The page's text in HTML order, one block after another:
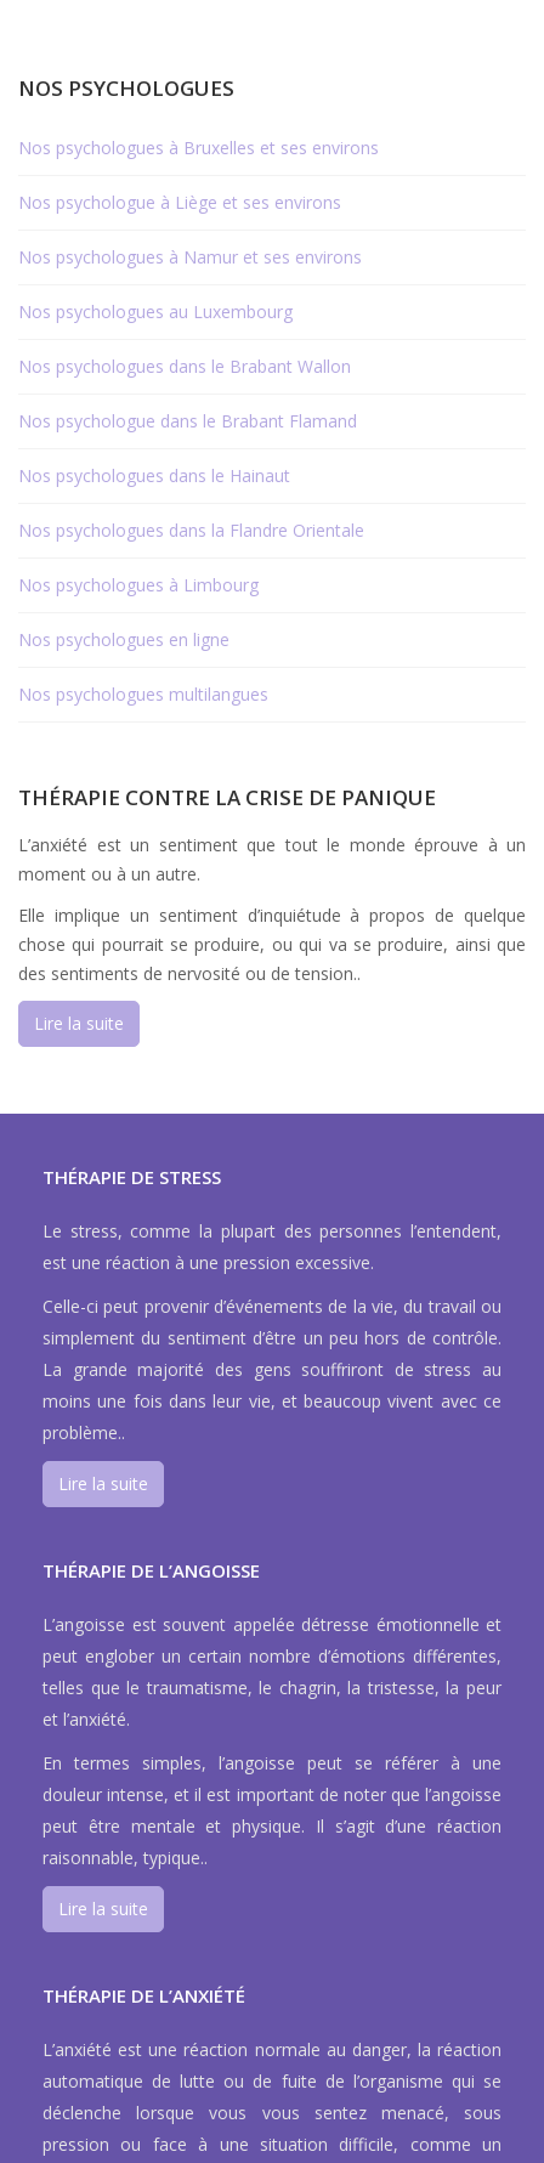
NOS PSYCHOLOGUES
Nos psychologues à Bruxelles et ses environs
Nos psychologue à Liège et ses environs
Nos psychologues à Namur et ses environs
Nos psychologues au Luxembourg
Nos psychologues dans le Brabant Wallon
Nos psychologue dans le Brabant Flamand
Nos psychologues dans le Hainaut
Nos psychologues dans la Flandre Orientale
Nos psychologues à Limbourg
Nos psychologues en ligne
Nos psychologues multilangues
THÉRAPIE CONTRE LA CRISE DE PANIQUE
L’anxiété est un sentiment que tout le monde éprouve à un
moment ou à un autre.
Elle implique un sentiment d’inquiétude à propos de quelque
chose qui pourrait se produire, ou qui va se produire, ainsi que
des sentiments de nervosité ou de tension..
Lire la suite
THÉRAPIE DE STRESS
Le stress, comme la plupart des personnes l’entendent,
est une réaction à une pression excessive.
Celle-ci peut provenir d’événements de la vie, du travail ou
simplement du sentiment d’être un peu hors de contrôle.
La grande majorité des gens souffriront de stress au
moins une fois dans leur vie, et beaucoup vivent avec ce
problème..
Lire la suite
THÉRAPIE DE L’ANGOISSE
L’angoisse est souvent appelée détresse émotionnelle et
peut englober un certain nombre d’émotions différentes,
telles que le traumatisme, le chagrin, la tristesse, la peur
et l’anxiété.
En termes simples, l’angoisse peut se référer à une
douleur intense, et il est important de noter que l’angoisse
peut être mentale et physique. Il s’agit d’une réaction
raisonnable, typique..
Lire la suite
THÉRAPIE DE L’ANXIÉTÉ
L’anxiété est une réaction normale au danger, la réaction
automatique de lutte ou de fuite de l’organisme qui se
déclenche lorsque vous vous sentez menacé, sous
pression ou face à une situation difficile, comme un